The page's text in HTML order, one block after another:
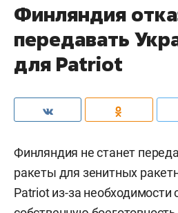
Финляндия
передавать
для Patriot
Финляндия не станет
ракеты для зенитных
Patriot из-за необходимости